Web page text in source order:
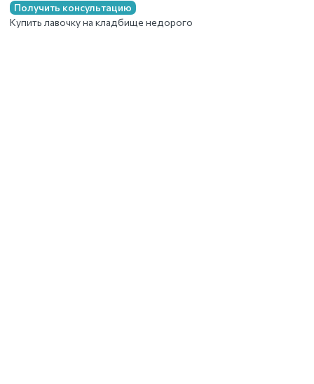
Получить консультацию
Купить лавочку на кладбище недорого